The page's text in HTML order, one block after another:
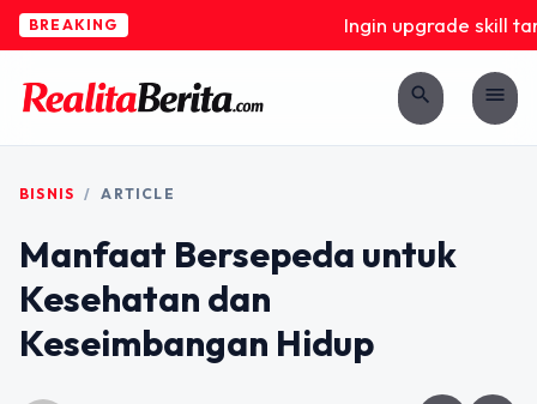
BREAKING Ingin upgrade skill
search menu
BISNIS / ARTICLE
Manfaat Bersepeda untuk
Kesehatan dan
Keseimbangan Hidup